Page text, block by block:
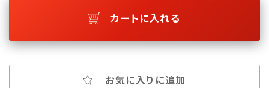
カートに入れる
お気に入りに追加